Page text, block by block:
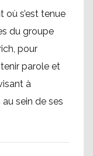
où s’est tenue
du groupe
pour
parole et
à
sein de ses